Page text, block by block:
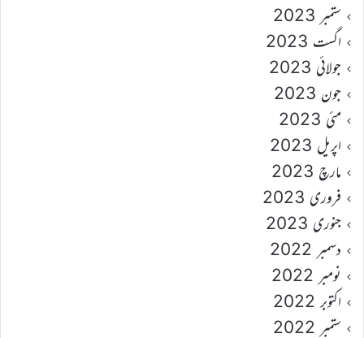
ستمبر 2023
اگست 2023
جولائی 2023
جون 2023
مئی 2023
اپریل 2023
مارچ 2023
فروری 2023
جنوری 2023
دسمبر 2022
نومبر 2022
اکتوبر 2022
ستمبر 2022